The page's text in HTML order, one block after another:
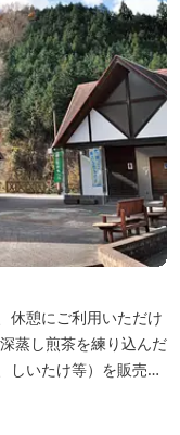
休憩にご利用いただけ
しいたけ等）を販売。
峡まですぐ。 【イ
使ったボリュームた